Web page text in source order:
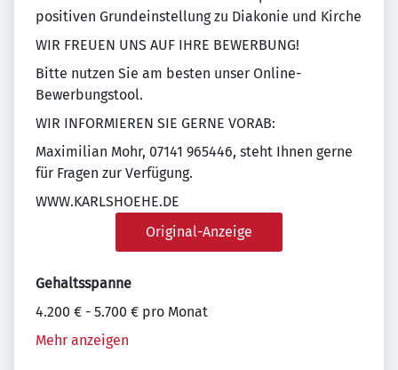
positiven Grundeinstellung zu Diakonie und Kirche
WIR FREUEN UNS AUF IHRE BEWERBUNG!
Bitte nutzen Sie am besten unser Online-
Bewerbungstool.
WIR INFORMIEREN SIE GERNE VORAB:
Maximilian Mohr, 07141 965446, steht Ihnen gerne
für Fragen zur Verfügung.
WWW.KARLSHOEHE.DE
Original-Anzeige
Gehaltsspanne
4.200 € - 5.700 € pro Monat
Mehr anzeigen